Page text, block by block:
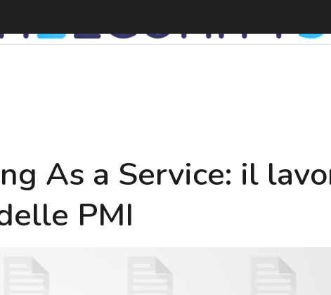
As a Service: il
PMI